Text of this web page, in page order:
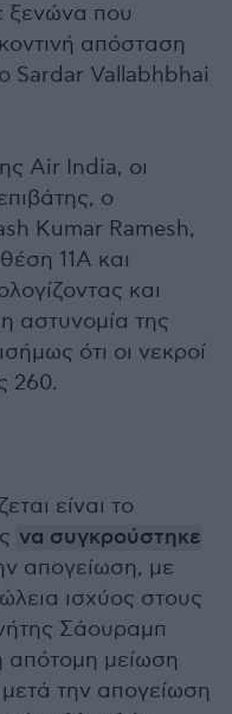
ξενώνα που
απόσταση
Sardar Vallabhbhai
Air India, οι
ο
Kumar Ramesh,
11A και
και
αστυνομία της
ότι οι νεκροί
260.
είναι το
να συγκρούστηκε
απογείωση, με
ισχύος στους
Σάουραμπ
απότομη μείωση
την απογείωση